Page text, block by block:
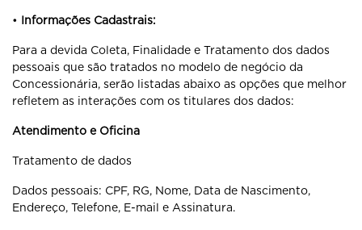
• Informações Cadastrais:
Para a devida Coleta, Finalidade e Tratamento dos dados
pessoais que são tratados no modelo de negócio da
Concessionária, serão listadas abaixo as opções que melhor
refletem as interações com os titulares dos dados:
Atendimento e Oficina
Tratamento de dados
Dados pessoais: CPF, RG, Nome, Data de Nascimento,
Endereço, Telefone, E-mail e Assinatura.